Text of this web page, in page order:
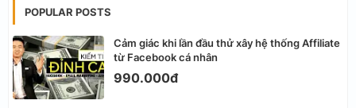
POPULAR POSTS
Cảm giác khi lần đầu thử xây hệ thống Affiliate
từ Facebook cá nhân
990.000đ